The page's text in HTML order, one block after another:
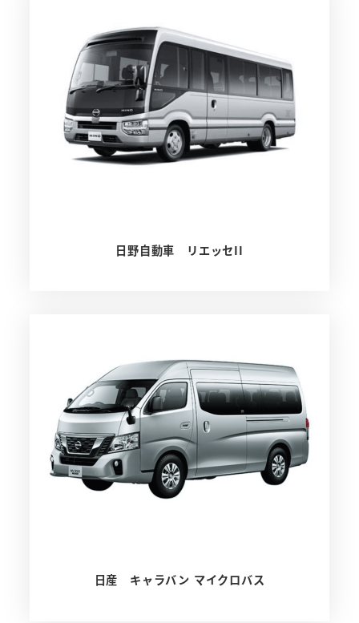
日野自動車 リエッセII
日産 キャラバン マイクロバス